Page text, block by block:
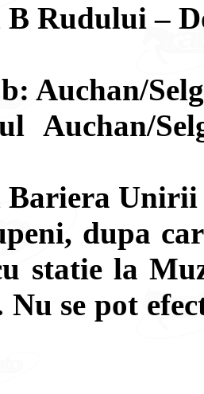
B Rudului –
Auchan/
Auchan/
Bariera
dupa
statie la
Nu se pot